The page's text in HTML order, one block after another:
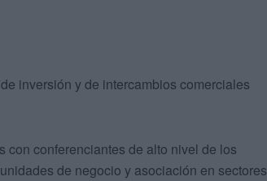
inversión y de intercambios comerciales
con conferenciantes de alto nivel de los
de negocio y asociación en sectores